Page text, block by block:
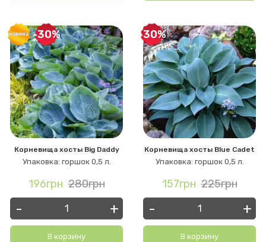
-30%
Корневища хосты Big Daddy
Упаковка: горшок 0,5 л.
196грн 280грн
- +
В корзину
-30%
Корневища хосты Blue Cadet
Упаковка: горшок 0,5 л.
157грн 225грн
- +
В корзину